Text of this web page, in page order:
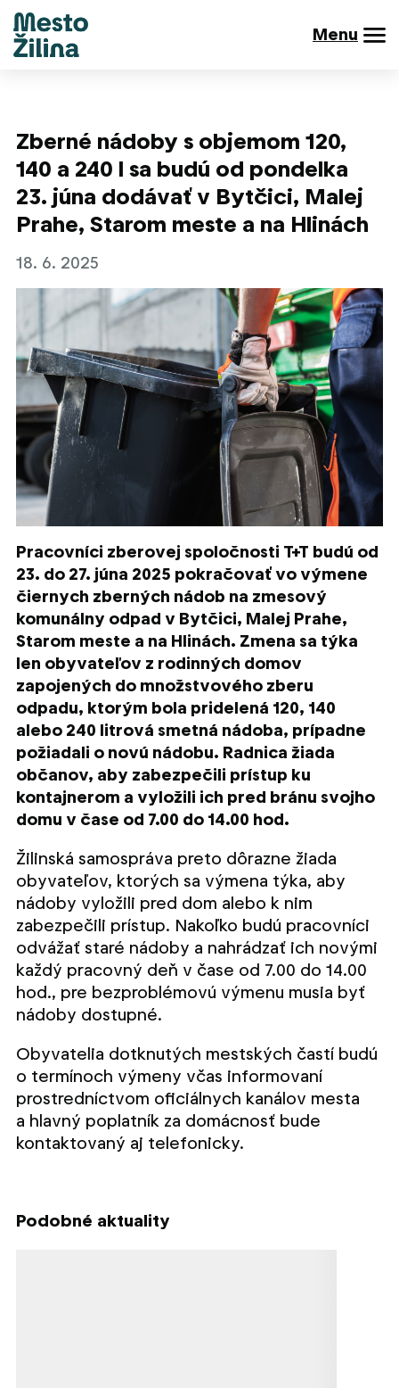
Menu
Zberné nádoby s objemom 120,
140 a 240 l sa budú od pondelka
23. júna dodávať v Bytčici, Malej
Prahe, Starom meste a na Hlinách
18. 6. 2025
Pracovníci zberovej spoločnosti T+T budú od
23. do 27. júna 2025 pokračovať vo výmene
čiernych zberných nádob na zmesový
komunálny odpad v Bytčici, Malej Prahe,
Starom meste a na Hlinách. Zmena sa týka
len obyvateľov z rodinných domov
zapojených do množstvového zberu
odpadu, ktorým bola pridelená 120, 140
alebo 240 litrová smetná nádoba, prípadne
požiadali o novú nádobu. Radnica žiada
občanov, aby zabezpečili prístup ku
kontajnerom a vyložili ich pred bránu svojho
domu v čase od 7.00 do 14.00 hod.
Žilinská samospráva preto dôrazne žiada
obyvateľov, ktorých sa výmena týka, aby
nádoby vyložili pred dom alebo k nim
zabezpečili prístup. Nakoľko budú pracovníci
odvážať staré nádoby a nahrádzať ich novými
každý pracovný deň v čase od 7.00 do 14.00
hod., pre bezproblémovú výmenu musia byť
nádoby dostupné.
Obyvatelia dotknutých mestských častí budú
o termínoch výmeny včas informovaní
prostredníctvom oficiálnych kanálov mesta
a hlavný poplatník za domácnosť bude
kontaktovaný aj telefonicky.
Podobné aktuality